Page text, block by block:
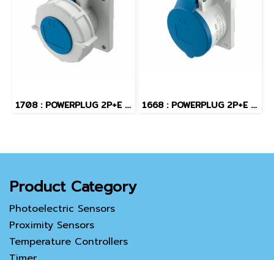
1708 : POWERPLUG 2P+E 16A230Vเมียฝัง(IP67) 1668 : POWERPLUG 2P+E 16A230Vเมียฝัง(IP44)
Product Category
Photoelectric Sensors
Proximity Sensors
Temperature Controllers